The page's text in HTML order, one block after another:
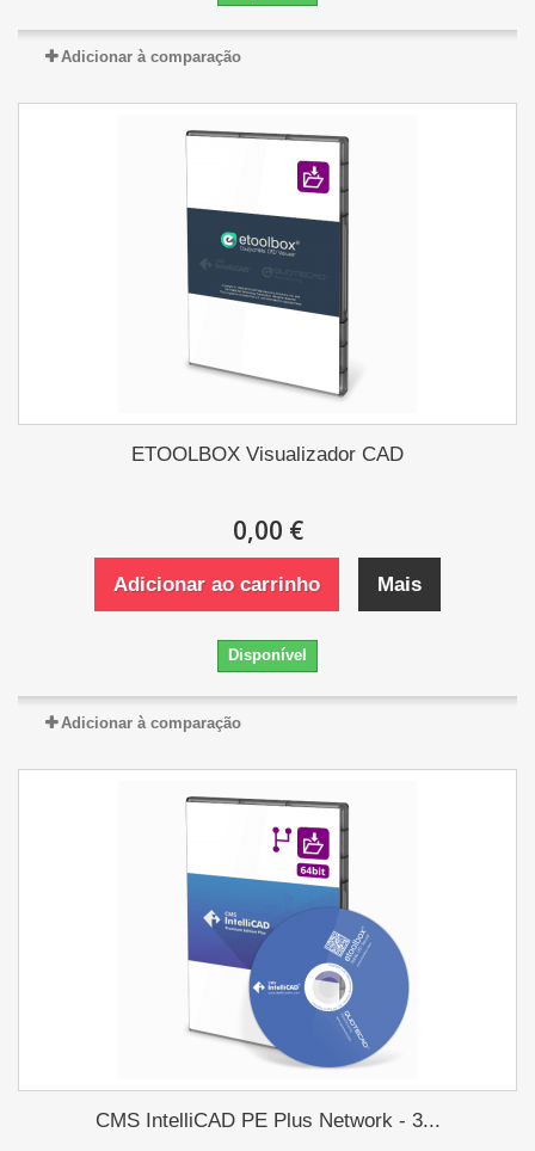
Adicionar à comparação
ETOOLBOX Visualizador CAD
0,00 €
Adicionar ao carrinho Mais
Disponível
Adicionar à comparação
CMS IntelliCAD PE Plus Network - 3...